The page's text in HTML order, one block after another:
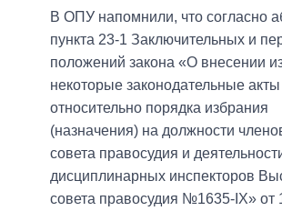
В ОПУ напомнили, что согласно
пункта 23-1 Заключительных и
положений закона «О внесении
некоторые законодательные
относительно порядка избрания
(назначения) на должности
совета правосудия и
дисциплинарных инспекторов
совета правосудия №1635-ІХ» от